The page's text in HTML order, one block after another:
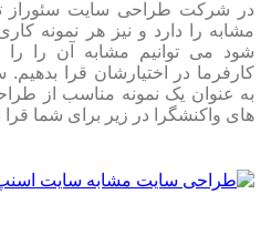
در شرکت طراحی سایت سئوراز
مشابه را دارد و نیز هر نمونه
شود می توانیم مشابه آن را را
کارفرما در اختیارشان قرا بدهیم.
به عنوان یک نمونه مناسب از
های واکنشگرا در زیر برای شما قرا